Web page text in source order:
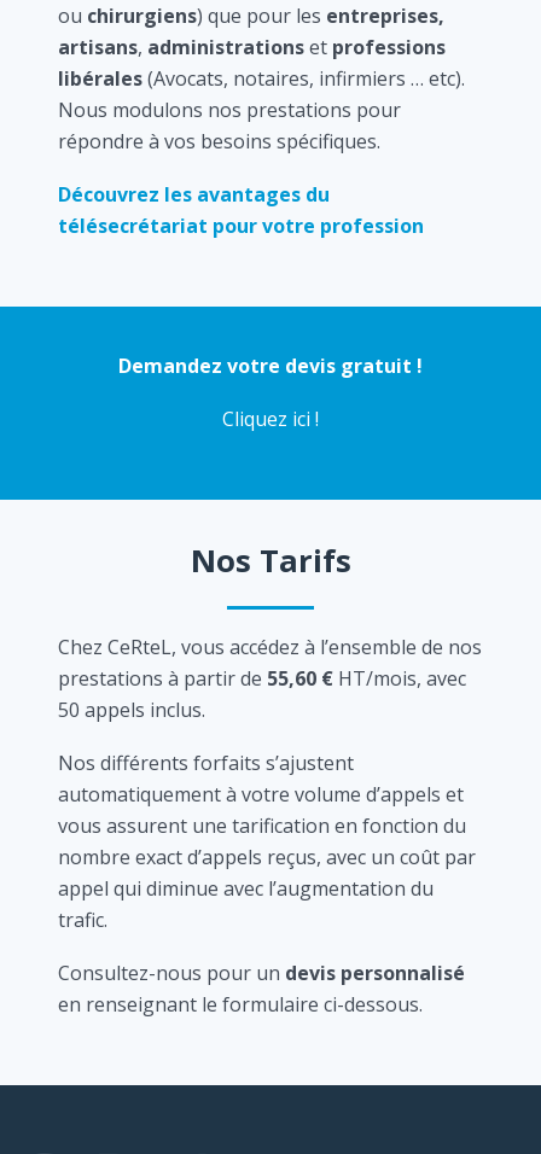
ou chirurgiens) que pour les entreprises,
artisans, administrationset professions
libérales(Avocats, notaires, infirmiers … etc).
Nous modulons nos prestations pour
répondre à vos besoins spécifiques.
Découvrez les avantages du
télésecrétariat pour votre profession
Demandez votre devis gratuit !
Cliquez ici !
Nos Tarifs
Chez CeRteL, vous accédez à l’ensemble de nos
prestations à partir de 55,60 € HT/mois, avec
50 appels inclus.
Nos différents forfaits s’ajustent
automatiquement à votre volume d’appels et
vous assurent une tarification en fonction du
nombre exact d’appels reçus, avec un coût par
appel qui diminue avec l’augmentation du
trafic.
Consultez-nous pour un devis personnalisé
en renseignant le formulaire ci-dessous.